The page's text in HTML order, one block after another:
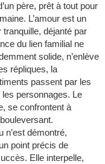
père, prêt à tout pour
L’amour est un
tranquille, déjanté par
du lien familial ne
solide, n’enlève
répliques, la
passent par les
personnages. Le
se confrontent à
n’est démontré,
point précis de
Elle interpelle,